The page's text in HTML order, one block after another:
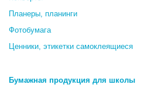
Планеры, планинги
Фотобумага
Ценники, этикетки самоклеящиеся
Бумажная продукция для школы